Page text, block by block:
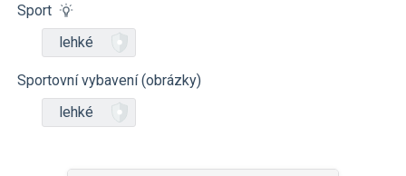
Sport
lehké
Sportovní vybavení (obrázky)
lehké